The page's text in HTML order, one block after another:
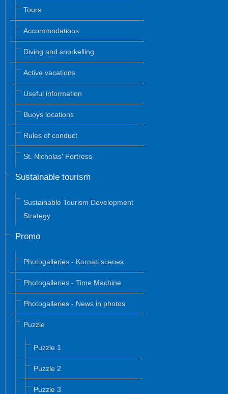
Tours
Accommodations
Diving and snorkelling
Active vacations
Useful information
Buoys locations
Rules of conduct
St. Nicholas' Fortress
Sustainable tourism
Sustainable Tourism Development
Strategy
Promo
Photogalleries - Kornati scenes
Photogalleries - Time Machine
Photogalleries - News in photos
Puzzle
Puzzle 1
Puzzle 2
Puzzle 3